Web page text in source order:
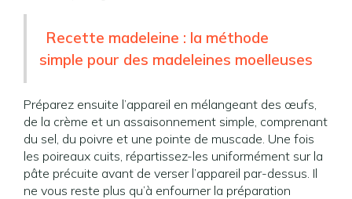
Recette madeleine : la méthode
simple pour des madeleines moelleuses
Préparez ensuite l’appareil en mélangeant des œufs,
de la crème et un assaisonnement simple, comprenant
du sel, du poivre et une pointe de muscade. Une fois
les poireaux cuits, répartissez-les uniformément sur la
pâte précuite avant de verser l’appareil par-dessus. Il
ne vous reste plus qu’à enfourner la préparation